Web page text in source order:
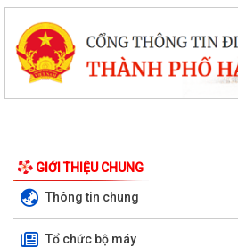
GIỚI THIỆU CHUNG
Thông tin chung
Tổ chức bộ máy